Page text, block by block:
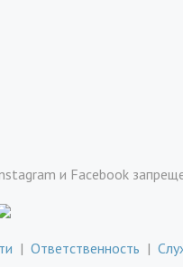
и Facebook
| Ответственность |